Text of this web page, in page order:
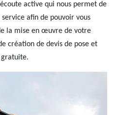
active qui nous permet de
afin de pouvoir vous
la mise en œuvre de votre
création de devis de pose et